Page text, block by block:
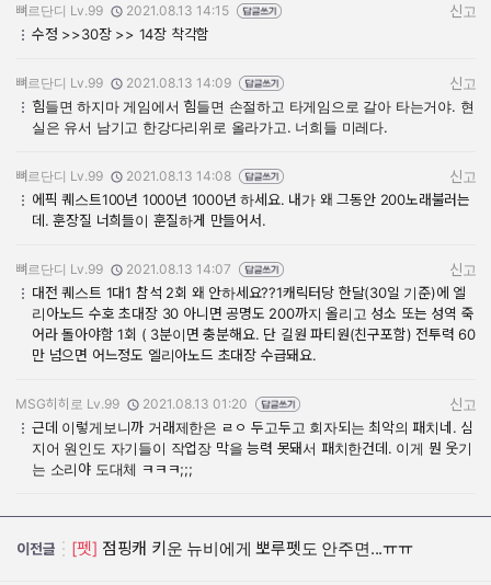
작성자:
뼈르단디 Lv.99
작성일:
2021.08.13 14:15
신고
수정 >>30장 >> 14장 착각함
작성자:
뼈르단디 Lv.99
작성일:
2021.08.13 14:09
신고
힘들면 하지마 게임에서 힘들면 손절하고 타게임으로 갈아 타는거야. 현
실은 유서 남기고 한강다리위로 올라가고. 너희들 미레다.
작성자:
뼈르단디 Lv.99
작성일:
2021.08.13 14:08
신고
에픽 퀘스트100년 1000년 1000년 하세요. 내가 왜 그동안 200노래불러는
데. 훈장질 너희들이 훈질하게 만들어서.
작성자:
뼈르단디 Lv.99
작성일:
2021.08.13 14:07
신고
대전 퀘스트 1대1 참석 2회 왜 안하세요??1캐릭터당 한달(30일 기준)에 엘
리아노드 수호 초대장 30 아니면 공명도 200까지 올리고 성소 또는 성역 죽
어라 돌아야함 1회 ( 3분이면 충분해요. 단 길원 파티원(친구포함) 전투력 60
만 넘으면 어느정도 엘리아노드 초대장 수급돼요.
작성자:
MSG히히로 Lv.99
작성일:
2021.08.13 01:20
신고
근데 이렇게보니까 거래제한은 ㄹㅇ 두고두고 회자되는 최악의 패치네. 심
지어 원인도 자기들이 작업장 막을 능력 못돼서 패치한건데. 이게 뭔 웃기
는 소리야 도대체 ㅋㅋㅋ;;;
이전글 [펫] 점핑캐 키운 뉴비에게 뽀루펫도 안주면...ㅠㅠ